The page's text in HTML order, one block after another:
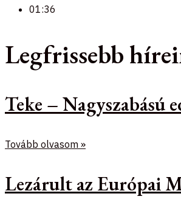
01:36
Legfrissebb
Teke – Nagyszabású
Tovább olvasom »
Lezárult az Európai